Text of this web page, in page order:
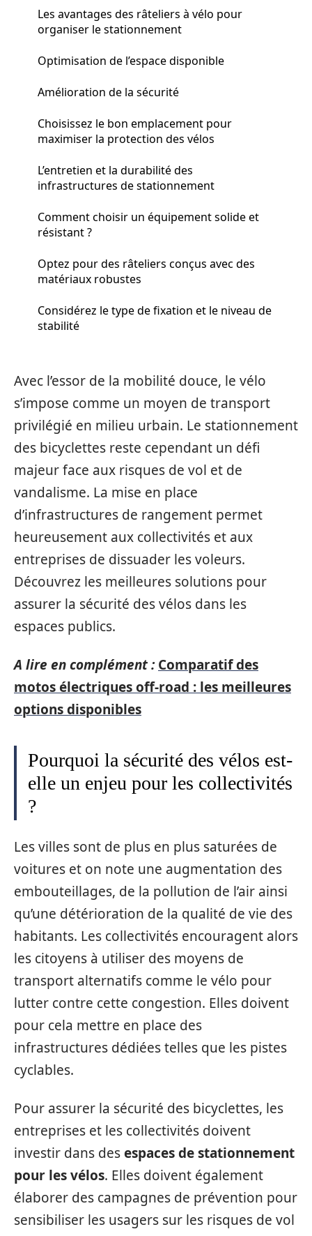
Les avantages des râteliers à vélo pour
organiser le stationnement
Optimisation de l’espace disponible
Amélioration de la sécurité
Choisissez le bon emplacement pour
maximiser la protection des vélos
L’entretien et la durabilité des
infrastructures de stationnement
Comment choisir un équipement solide et
résistant ?
Optez pour des râteliers conçus avec des
matériaux robustes
Considérez le type de fixation et le niveau de
stabilité
Avec l’essor de la mobilité douce, le vélo
s’impose comme un moyen de transport
privilégié en milieu urbain. Le stationnement
des bicyclettes reste cependant un défi
majeur face aux risques de vol et de
vandalisme. La mise en place
d’infrastructures de rangement permet
heureusement aux collectivités et aux
entreprises de dissuader les voleurs.
Découvrez les meilleures solutions pour
assurer la sécurité des vélos dans les
espaces publics.
A lire en complément : Comparatif des
motos électriques off-road : les meilleures
options disponibles
Pourquoi la sécurité des vélos est-
elle un enjeu pour les collectivités
?
Les villes sont de plus en plus saturées de
voitures et on note une augmentation des
embouteillages, de la pollution de l’air ainsi
qu’une détérioration de la qualité de vie des
habitants. Les collectivités encouragent alors
les citoyens à utiliser des moyens de
transport alternatifs comme le vélo pour
lutter contre cette congestion. Elles doivent
pour cela mettre en place des
infrastructures dédiées telles que les pistes
cyclables.
Pour assurer la sécurité des bicyclettes, les
entreprises et les collectivités doivent
investir dans desespaces de stationnement
pour les vélos. Elles doivent également
élaborer des campagnes de prévention pour
sensibiliser les usagers sur les risques de vol